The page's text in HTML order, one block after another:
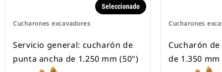
Cucharones excavadores
Seleccionado
Servicio general: cucharón de
punta ancha de 1.250 mm (50")
Cucharones
Cucharón
de 1.350